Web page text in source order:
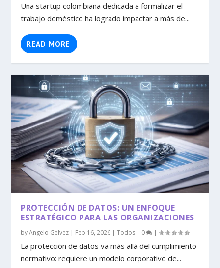
Una startup colombiana dedicada a formalizar el
trabajo doméstico ha logrado impactar a más de...
READ MORE
PROTECCIÓN DE DATOS: UN ENFOQUE
ESTRATÉGICO PARA LAS ORGANIZACIONES
byAngelo Gelvez | Feb 16, 2026 |Todos | 0 |
La protección de datos va más allá del cumplimiento
normativo: requiere un modelo corporativo de...